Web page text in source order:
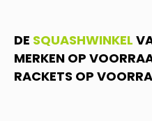
DE SQUASHWINKEL
MERKEN OP
RACKETS OP